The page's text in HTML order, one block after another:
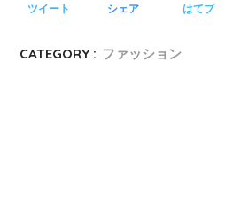
ツイート シェア はてブ
CATEGORY : ファッション